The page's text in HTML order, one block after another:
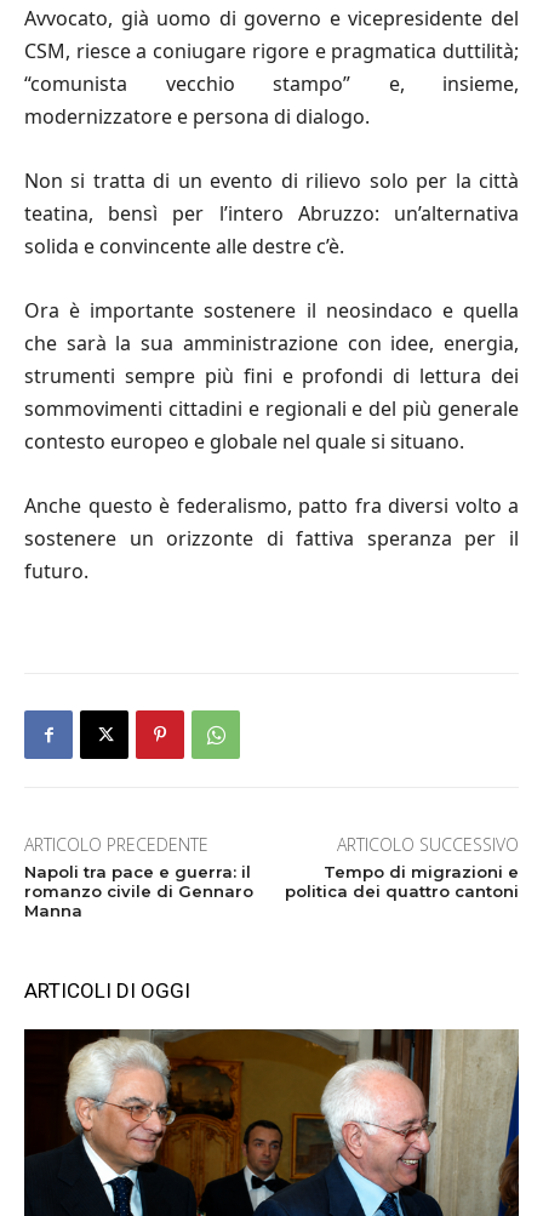
Avvocato, già uomo di governo e vicepresidente del
CSM, riesce a coniugare rigore e pragmatica duttilità;
“comunista vecchio stampo” e, insieme,
modernizzatore e persona di dialogo.
Non si tratta di un evento di rilievo solo per la città
teatina, bensì per l’intero Abruzzo: un’alternativa
solida e convincente alle destre c’è.
Ora è importante sostenere il neosindaco e quella
che sarà la sua amministrazione con idee, energia,
strumenti sempre più fini e profondi di lettura dei
sommovimenti cittadini e regionali e del più generale
contesto europeo e globale nel quale si situano.
Anche questo è federalismo, patto fra diversi volto a
sostenere un orizzonte di fattiva speranza per il
futuro.
ARTICOLO PRECEDENTE
Napoli tra pace e guerra: il
romanzo civile di Gennaro
Manna
ARTICOLO SUCCESSIVO
Tempo di migrazioni e
politica dei quattro cantoni
ARTICOLI DI OGGI